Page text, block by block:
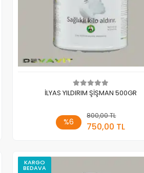
İLYAS YILDIRIM ŞİŞMAN 500GR
%6
800,00 TL
750,00 TL
Sepete Ekle
KARGO
BEDAVA